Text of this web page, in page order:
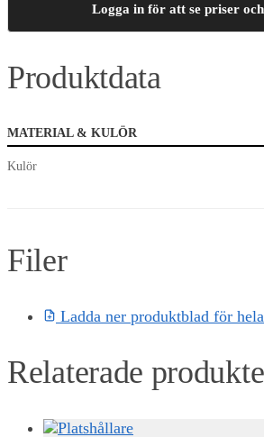
Logga in för att se priser
Produktdata
MATERIAL & KULÖR
Kulör
Filer
Ladda ner produktblad för
Relaterade